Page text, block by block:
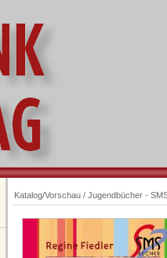
Katalog/Vorschau / Jugendbücher -